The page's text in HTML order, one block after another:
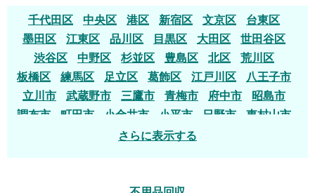
千代田区 中央区 港区 新宿区 文京区
台東区
墨田区
江東区 品川区 目黒区 大田区
世田谷区
渋谷区
中野区 杉並区 豊島区 北区
荒川区
板橋区
練馬区 足立区 葛飾区 江戸川区
八王子市
立川市
武蔵野市 三鷹市 青梅市 府中市
昭島市
調布市
町田市 小金井市 小平市 日野市
東村山市
福生市 狛江市
さらに表示する